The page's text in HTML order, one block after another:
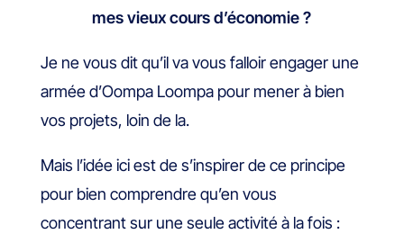
mes vieux cours d’économie ?
Je ne vous dit qu’il va vous falloir engager une
armée d’Oompa Loompa pour mener à bien
vos projets, loin de la.
Mais l’idée ici est de s’inspirer de ce principe
pour bien comprendre qu’en vous
concentrant sur une seule activité à la fois :